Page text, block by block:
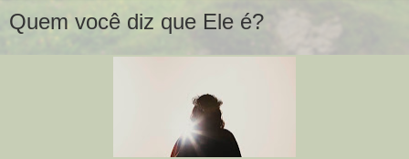
Quem você diz que Ele é?